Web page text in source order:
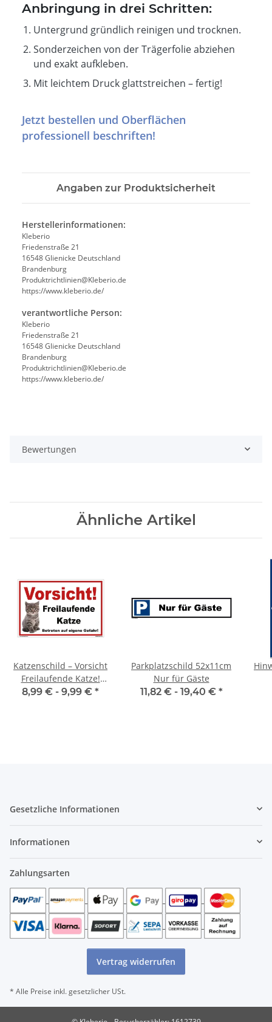
Anbringung in drei Schritten:
Untergrund gründlich reinigen und trocknen.
Sonderzeichen von der Trägerfolie abziehen
und exakt aufkleben.
Mit leichtem Druck glattstreichen – fertig!
Jetzt bestellen und Oberflächen
professionell beschriften!
Angaben zur Produktsicherheit
Herstellerinformationen:
Kleberio
Friedenstraße 21
16548 Glienicke Deutschland
Brandenburg
Produktrichtlinien@Kleberio.de
https://www.kleberio.de/
verantwortliche Person:
Kleberio
Friedenstraße 21
16548 Glienicke Deutschland
Brandenburg
Produktrichtlinien@Kleberio.de
https://www.kleberio.de/
Bewertungen
Ähnliche Artikel
Katzenschild – Vorsicht
Freilaufende Katze!
Warnschild für Haus &
8,99 € - 9,99 € *
Parkplatzschild 52x11cm
Nur für Gäste
11,82 € - 19,40 € *
Gesetzliche Informationen
Informationen
Zahlungsarten
Vertrag widerrufen
* Alle Preise inkl. gesetzlicher USt.